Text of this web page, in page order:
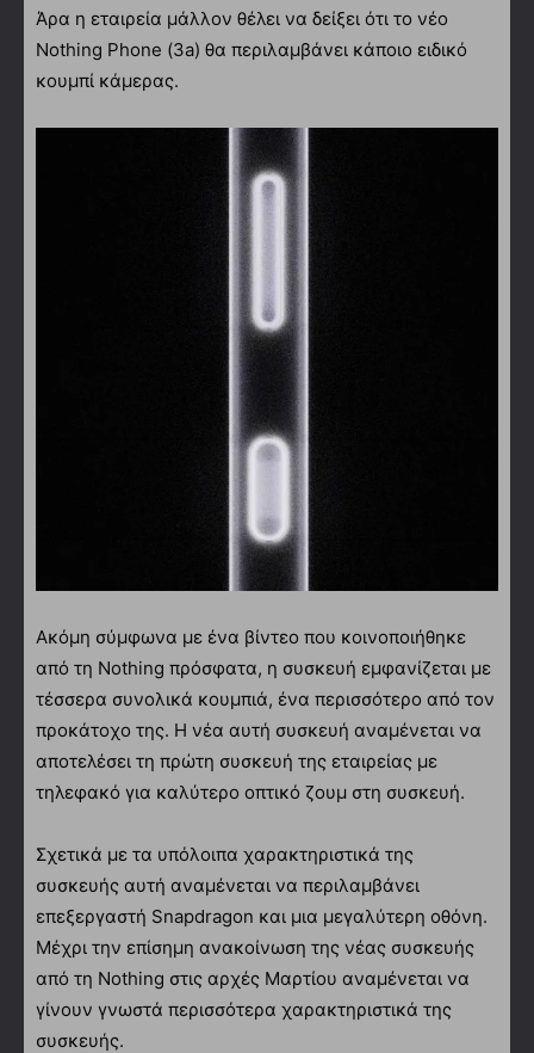
Άρα η εταιρεία μάλλον θέλει να δείξει ότι το νέο
Nothing Phone (3a) θα περιλαμβάνει κάποιο ειδικό
κουμπί κάμερας.
Ακόμη σύμφωνα με ένα βίντεο που κοινοποιήθηκε
από τη Nothing πρόσφατα, η συσκευή εμφανίζεται με
τέσσερα συνολικά κουμπιά, ένα περισσότερο από τον
προκάτοχο της. Η νέα αυτή συσκευή αναμένεται να
αποτελέσει τη πρώτη συσκευή της εταιρείας με
τηλεφακό για καλύτερο οπτικό ζουμ στη συσκευή.
Σχετικά με τα υπόλοιπα χαρακτηριστικά της
συσκευής αυτή αναμένεται να περιλαμβάνει
επεξεργαστή Snapdragon και μια μεγαλύτερη οθόνη.
Μέχρι την επίσημη ανακοίνωση της νέας συσκευής
από τη Nothing στις αρχές Μαρτίου αναμένεται να
γίνουν γνωστά περισσότερα χαρακτηριστικά της
συσκευής.